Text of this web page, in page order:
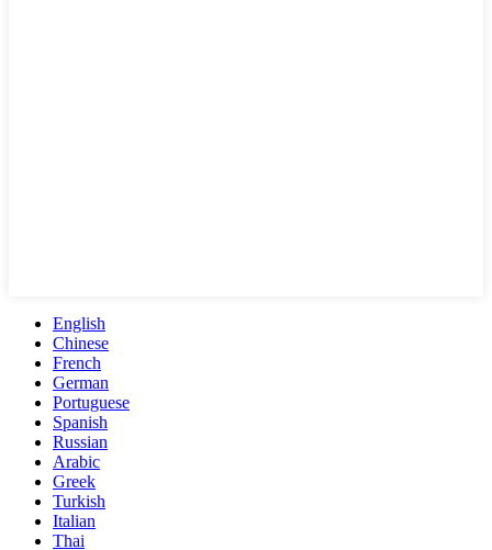
English
Chinese
French
German
Portuguese
Spanish
Russian
Arabic
Greek
Turkish
Italian
Thai